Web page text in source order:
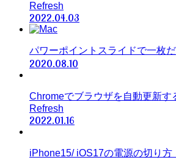
Refresh
2022.04.03
パワーポイントスライドで一枚
2020.08.10
Chromeでブラウザを自動更新す
Refresh
2022.01.16
iPhone15/ iOS17の電源の切り方